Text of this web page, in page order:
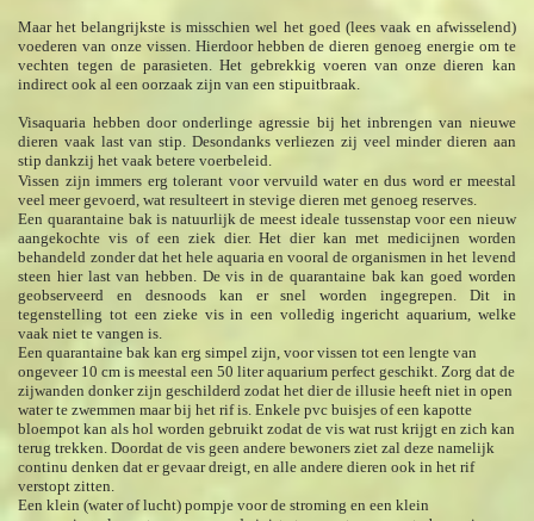
Maar het belangrijkste is misschien wel het goed (lees vaak en afwisselend)
voederen van onze vissen. Hierdoor hebben de dieren genoeg energie om te
vechten tegen de parasieten. Het gebrekkig voeren van onze dieren kan
indirect ook al een oorzaak zijn van een stipuitbraak.
Visaquaria hebben door onderlinge agressie bij het inbrengen van nieuwe
dieren vaak last van stip. Desondanks verliezen zij veel minder dieren aan
stip dankzij het vaak betere voerbeleid.
Vissen zijn immers erg tolerant voor vervuild water en dus word er meestal
veel meer gevoerd, wat resulteert in stevige dieren met genoeg reserves.
Een quarantaine bak is natuurlijk de meest ideale tussenstap voor een nieuw
aangekochte vis of een ziek dier. Het dier kan met medicijnen worden
behandeld zonder dat het hele aquaria en vooral de organismen in het levend
steen hier last van hebben. De vis in de quarantaine bak kan goed worden
geobserveerd en desnoods kan er snel worden ingegrepen. Dit in
tegenstelling tot een zieke vis in een volledig ingericht aquarium, welke
vaak niet te vangen is.
Een quarantaine bak kan erg simpel zijn, voor vissen tot een lengte van
ongeveer 10 cm is meestal een 50 liter aquarium perfect geschikt. Zorg dat de
zijwanden donker zijn geschilderd zodat het dier de illusie heeft niet in open
water te zwemmen maar bij het rif is. Enkele pvc buisjes of een kapotte
bloempot kan als hol worden gebruikt zodat de vis wat rust krijgt en zich kan
terug trekken. Doordat de vis geen andere bewoners ziet zal deze namelijk
continu denken dat er gevaar dreigt, en alle andere dieren ook in het rif
verstopt zitten.
Een klein (water of lucht) pompje voor de stroming en een klein